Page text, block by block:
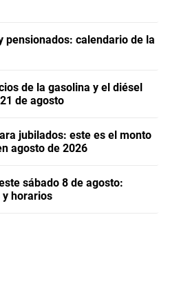
pensionados: calendario de la
de la gasolina y el diésel
de agosto
jubilados: este es el monto
agosto de 2026
sábado 8 de agosto:
y horarios